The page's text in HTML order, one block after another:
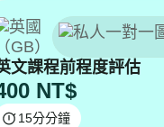
文課程前程度評估
NT$
15分分鐘